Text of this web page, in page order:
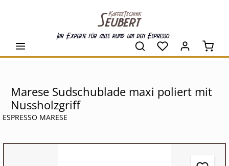
Ihr Experte für alles rund um den Espresso
Marese Sudschublade maxi poliert mit
Nussholzgriff
ESPRESSO MARESE